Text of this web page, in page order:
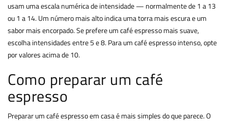
usam uma escala numérica de intensidade — normalmente de 1 a 13
ou 1 a 14. Um número mais alto indica uma torra mais escura e um
sabor mais encorpado. Se prefere um café espresso mais suave,
escolha intensidades entre 5 e 8. Para um café espresso intenso, opte
por valores acima de 10.
Como preparar um café
espresso
Preparar um café espresso em casa é mais simples do que parece. O